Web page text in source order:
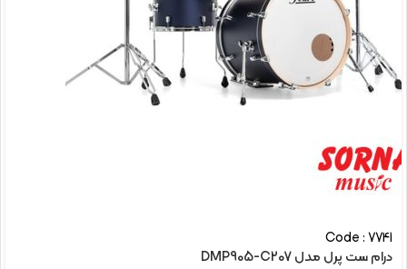
Code : 7741
درام ست پرل مدل DMP905-C207